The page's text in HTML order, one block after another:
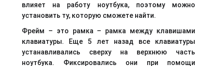
влияет на работу ноутбука, поэтому можно
установить ту, которую сможете найти.
Фрейм – это рамка – рамка между клавишами
клавиатуры. Еще 5 лет назад все клавиатуры
устанавливались сверху на верхнюю часть
ноутбука. Фиксировались они при помощи